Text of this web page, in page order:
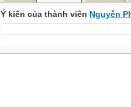
Ý kiến của thành viên Nguyễn